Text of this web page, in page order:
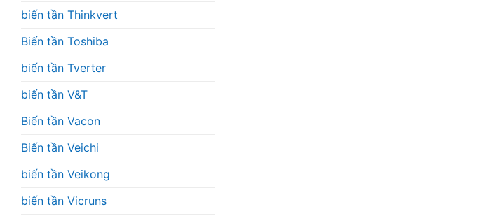
biến tần Thinkvert
Biến tần Toshiba
biến tần Tverter
biến tần V&T
Biến tần Vacon
Biến tần Veichi
biến tần Veikong
biến tần Vicruns